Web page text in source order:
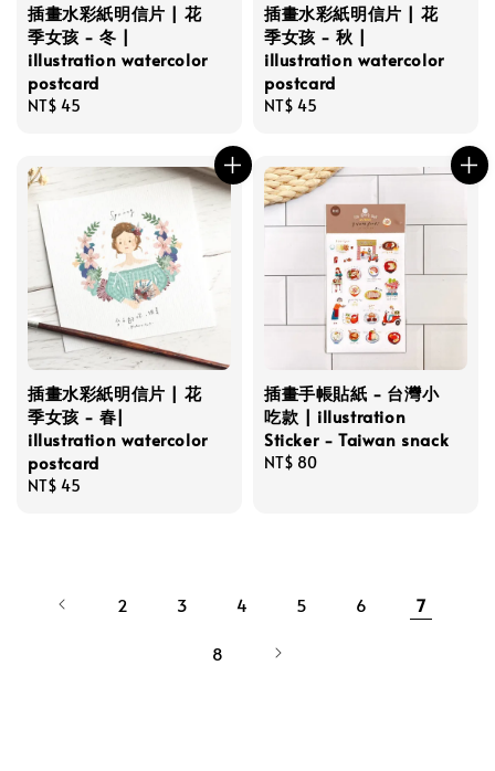
插畫水彩紙明信片 | 花
季女孩 - 冬 |
illustration watercolor
postcard
Regular
NT$ 45
插畫水彩紙明信片 | 花
季女孩 - 秋 |
illustration watercolor
postcard
Regular
NT$ 45
插畫水彩紙明信片 | 花
季女孩 - 春|
illustration watercolor
postcard
Regular
NT$ 45
插畫手帳貼紙 - 台灣小
吃款 | illustration
Sticker - Taiwan snack
Regular
NT$ 80
2 3 4 5 6 7
8